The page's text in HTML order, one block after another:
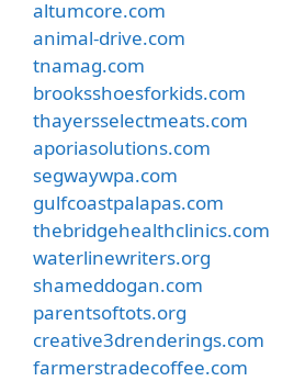
altumcore.com
animal-drive.com
tnamag.com
brooksshoesforkids.com
thayersselectmeats.com
aporiasolutions.com
segwaywpa.com
gulfcoastpalapas.com
thebridgehealthclinics.com
waterlinewriters.org
shameddogan.com
parentsoftots.org
creative3drenderings.com
farmerstradecoffee.com